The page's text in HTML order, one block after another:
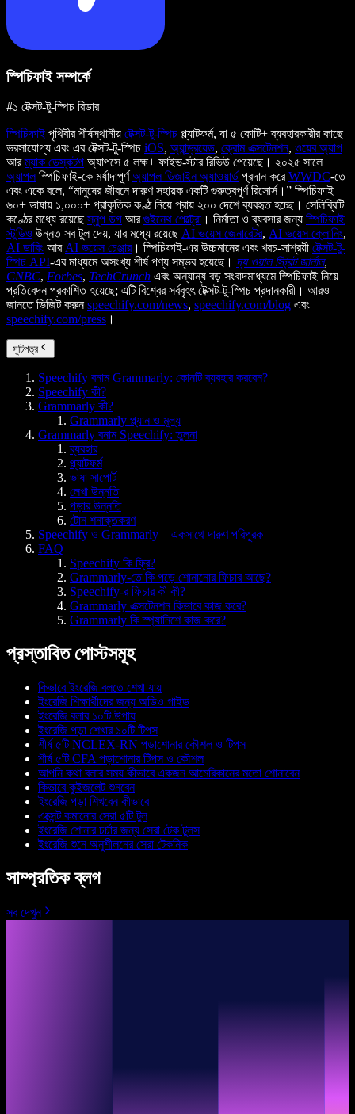
স্পিচিফাই সম্পর্কে
#১ টেক্সট-টু-স্পিচ রিডার
স্পিচিফাই পৃথিবীর শীর্ষস্থানীয় টেক্সট-টু-স্পিচ প্ল্যাটফর্ম, যা ৫ কোটি+ ব্যবহারকারীর কাছে
ভরসাযোগ্য এবং এর টেক্সট-টু-স্পিচ iOS, অ্যান্ড্রয়েড, ক্রোম এক্সটেনশন, ওয়েব অ্যাপ
আরম্যাক ডেস্কটপ অ্যাপসে ৫ লক্ষ+ ফাইভ-স্টার রিভিউ পেয়েছে। ২০২৫ সালে
অ্যাপলস্পিচিফাই-কে মর্যাদাপূর্ণঅ্যাপল ডিজাইন অ্যাওয়ার্ড প্রদান করেWWDC-তে
এবং একে বলে, “মানুষের জীবনে দারুণ সহায়ক একটি গুরুত্বপূর্ণ রিসোর্স।” স্পিচিফাই
৬০+ ভাষায় ১,০০০+ প্রাকৃতিক কণ্ঠ নিয়ে প্রায় ২০০ দেশে ব্যবহৃত হচ্ছে। সেলিব্রিটি
কণ্ঠের মধ্যে রয়েছেস্নুপ ডগ আরগুইনেথ পেল্ট্রো । নির্মাতা ও ব্যবসার জন্য স্পিচিফাই
স্টুডিও উন্নত সব টুল দেয়, যার মধ্যে রয়েছেAI ভয়েস জেনারেটর, AI ভয়েস ক্লোনিং,
AI ডাবিং আরAI ভয়েস চেঞ্জার। স্পিচিফাই-এর উচ্চমানের এবং খরচ-সাশ্রয়ী টেক্সট-টু-
স্পিচ API-এর মাধ্যমে অসংখ্য শীর্ষ পণ্য সম্ভব হয়েছে। দ্য ওয়াল স্ট্রিট জার্নাল,
CNBC, Forbes, TechCrunch এবং অন্যান্য বড় সংবাদমাধ্যমে স্পিচিফাই নিয়ে
প্রতিবেদন প্রকাশিত হয়েছে; এটি বিশ্বের সর্ববৃহৎ টেক্সট-টু-স্পিচ প্রদানকারী। আরও
জানতে ভিজিট করুনspeechify.com/news, speechify.com/blog এবং
speechify.com/press ।
সূচিপত্র
Speechify বনাম Grammarly: কোনটি ব্যবহার করবেন?
Speechify কী?
Grammarly কী?
Grammarly প্ল্যান ও মূল্য
Grammarly বনাম Speechify: তুলনা
ব্যবহার
প্ল্যাটফর্ম
ভাষা সাপোর্ট
লেখা উন্নতি
পড়ার উন্নতি
টোন শনাক্তকরণ
Speechify ও Grammarly—একসাথে দারুণ পরিপূরক
FAQ
Speechify কি ফ্রি?
Grammarly-তে কি পড়ে শোনানোর ফিচার আছে?
Speechify-র ফিচার কী কী?
Grammarly এক্সটেনশন কিভাবে কাজ করে?
Grammarly কি স্প্যানিশে কাজ করে?
প্রস্তাবিত পোস্টসমূহ
কিভাবে ইংরেজি বলতে শেখা যায়
ইংরেজি শিক্ষার্থীদের জন্য অডিও গাইড
ইংরেজি বলার ১০টি উপায়
ইংরেজি পড়া শেখার ১০টি টিপস
শীর্ষ ৫টি NCLEX-RN পড়াশোনার কৌশল ও টিপস
শীর্ষ ৫টি CFA পড়াশোনার টিপস ও কৌশল
আপনি কথা বলার সময় কীভাবে একজন আমেরিকানের মতো শোনাবেন
কিভাবে কুইজলেট শুনবেন
ইংরেজি পড়া শিখবেন কীভাবে
এক্সেন্ট কমানোর সেরা ৫টি টুল
ইংরেজি শোনার চর্চার জন্য সেরা টেক টুলস
ইংরেজি শুনে অনুশীলনের সেরা টেকনিক
সাম্প্রতিক ব্লগ
সব দেখুন